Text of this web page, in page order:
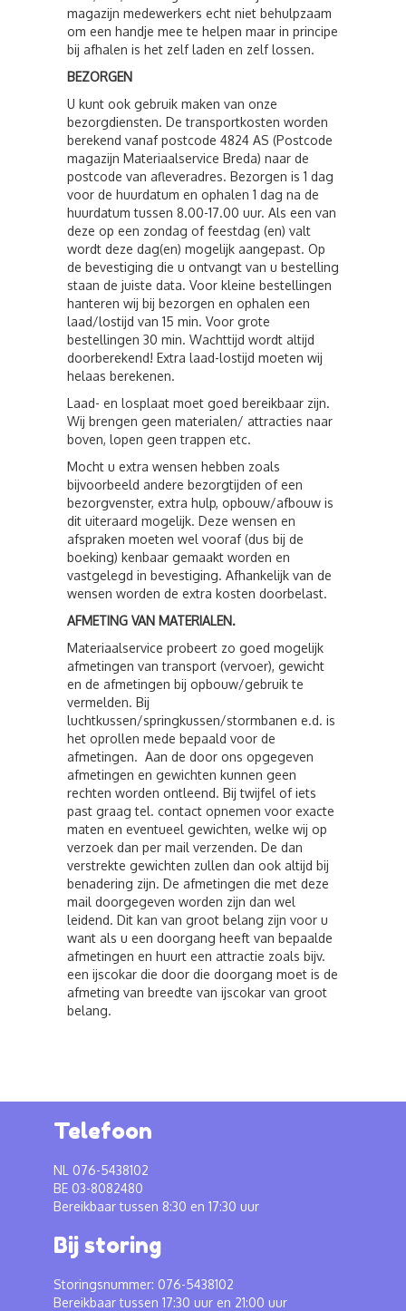
magazijn medewerkers echt niet behulpzaam
om een handje mee te helpen maar in principe
bij afhalen is het zelf laden en zelf lossen.
BEZORGEN
U kunt ook gebruik maken van onze
bezorgdiensten. De transportkosten worden
berekend vanaf postcode 4824 AS (Postcode
magazijn Materiaalservice Breda) naar de
postcode van afleveradres. Bezorgen is 1 dag
voor de huurdatum en ophalen 1 dag na de
huurdatum tussen 8.00-17.00 uur. Als een van
deze op een zondag of feestdag (en) valt
wordt deze dag(en) mogelijk aangepast. Op
de bevestiging die u ontvangt van u bestelling
staan de juiste data. Voor kleine bestellingen
hanteren wij bij bezorgen en ophalen een
laad/lostijd van 15 min. Voor grote
bestellingen 30 min. Wachttijd wordt altijd
doorberekend! Extra laad-lostijd moeten wij
helaas berekenen.
Laad- en losplaat moet goed bereikbaar zijn.
Wij brengen geen materialen/ attracties naar
boven, lopen geen trappen etc.
Mocht u extra wensen hebben zoals
bijvoorbeeld andere bezorgtijden of een
bezorgvenster, extra hulp, opbouw/afbouw is
dit uiteraard mogelijk. Deze wensen en
afspraken moeten wel vooraf (dus bij de
boeking) kenbaar gemaakt worden en
vastgelegd in bevestiging. Afhankelijk van de
wensen worden de extra kosten doorbelast.
AFMETING VAN MATERIALEN.
Materiaalservice probeert zo goed mogelijk
afmetingen van transport (vervoer), gewicht
en de afmetingen bij opbouw/gebruik te
vermelden. Bij
luchtkussen/springkussen/stormbanen e.d. is
het oprollen mede bepaald voor de
afmetingen. Aan de door ons opgegeven
afmetingen en gewichten kunnen geen
rechten worden ontleend. Bij twijfel of iets
past graag tel. contact opnemen voor exacte
maten en eventueel gewichten, welke wij op
verzoek dan per mail verzenden. De dan
verstrekte gewichten zullen dan ook altijd bij
benadering zijn. De afmetingen die met deze
mail doorgegeven worden zijn dan wel
leidend. Dit kan van groot belang zijn voor u
want als u een doorgang heeft van bepaalde
afmetingen en huurt een attractie zoals bijv.
een ijscokar die door die doorgang moet is de
afmeting van breedte van ijscokar van groot
belang.
Telefoon
NL 076-5438102
BE 03-8082480
Bereikbaar tussen 8:30 en 17:30 uur
Bij storing
Storingsnummer: 076-5438102
Bereikbaar tussen 17:30 uur en 21:00 uur